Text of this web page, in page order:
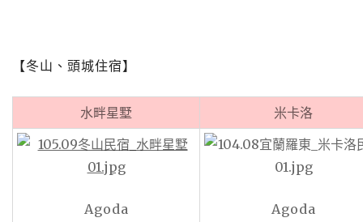
【冬山、頭城住宿】
水畔星墅 米卡洛
Agoda
Agoda